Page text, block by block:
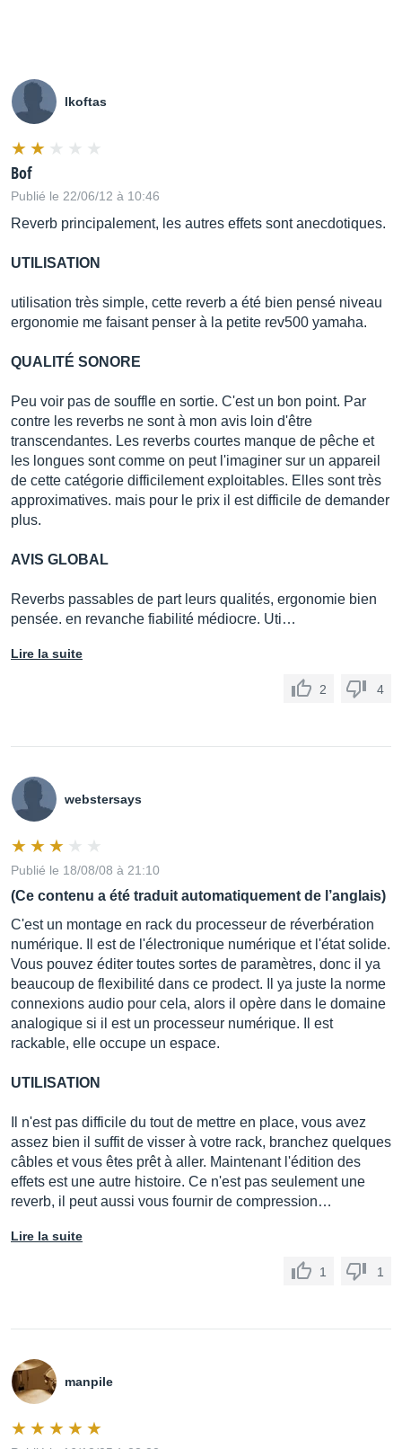
lkoftas
Bof
Publié le 22/06/12 à 10:46
Reverb principalement, les autres effets sont anecdotiques.
UTILISATION
utilisation très simple, cette reverb a été bien pensé niveau
ergonomie me faisant penser à la petite rev500 yamaha.
QUALITÉ SONORE
Peu voir pas de souffle en sortie. C'est un bon point. Par
contre les reverbs ne sont à mon avis loin d'être
transcendantes. Les reverbs courtes manque de pêche et
les longues sont comme on peut l'imaginer sur un appareil
de cette catégorie difficilement exploitables. Elles sont très
approximatives. mais pour le prix il est difficile de demander
plus.
AVIS GLOBAL
Reverbs passables de part leurs qualités, ergonomie bien
pensée. en revanche fiabilité médiocre. Uti…
Lire la suite
2 4
webstersays
Publié le 18/08/08 à 21:10
(Ce contenu a été traduit automatiquement de l’anglais)
C'est un montage en rack du processeur de réverbération
numérique. Il est de l'électronique numérique et l'état solide.
Vous pouvez éditer toutes sortes de paramètres, donc il ya
beaucoup de flexibilité dans ce prodect. Il ya juste la norme
connexions audio pour cela, alors il opère dans le domaine
analogique si il est un processeur numérique. Il est
rackable, elle occupe un espace.
UTILISATION
Il n'est pas difficile du tout de mettre en place, vous avez
assez bien il suffit de visser à votre rack, branchez quelques
câbles et vous êtes prêt à aller. Maintenant l'édition des
effets est une autre histoire. Ce n'est pas seulement une
reverb, il peut aussi vous fournir de compression…
Lire la suite
1 1
manpile